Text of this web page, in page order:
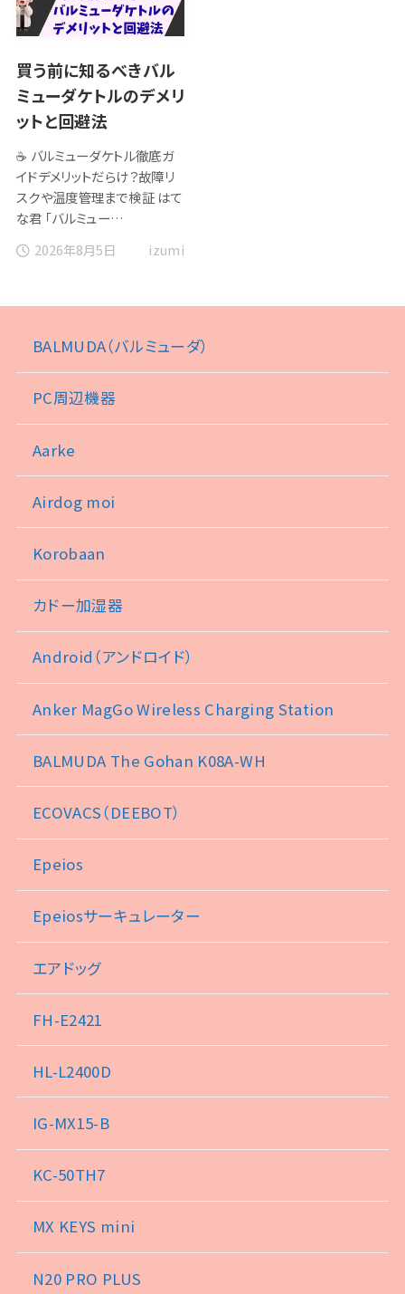
買う前に知るべきバル
ミューダケトルのデメリ
ットと回避法
☕ バルミューダケトル徹底ガ
イドデメリットだらけ？故障リ
スクや温度管理まで検証 はて
な君 「バルミュー…
2026年8月5日
izumi
BALMUDA（バルミューダ）
PC周辺機器
Aarke
Airdog moi
Korobaan
カドー加湿器
Android（アンドロイド）
Anker MagGo Wireless Charging Station
BALMUDA The Gohan K08A-WH
ECOVACS（DEEBOT）
Epeios
Epeiosサーキュレーター
エアドッグ
FH-E2421
HL-L2400D
IG-MX15-B
KC-50TH7
MX KEYS mini
N20 PRO PLUS